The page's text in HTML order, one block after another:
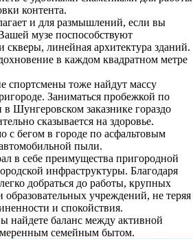
контента.
и для размышлений, если вы
музе поспособствуют
скверы, линейная архитектура зданий.
в каждом квадратном метре
тоже найдут массу
Заниматься пробежкой по
в Шунгеровском заказнике гораздо
сказывается на здоровье.
с бегом в городе по асфальтовым
пыли.
в себе преимущества пригородной
инфраструктуры. Благодаря
добраться до работы, крупных
образовательных учреждений, не теряя
и спокойствия.
найдете баланс между активной
семейным бытом.